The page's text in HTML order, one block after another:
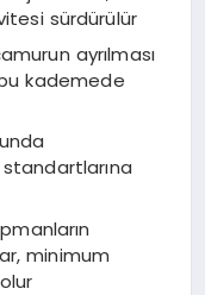
sürdürülür
ayrılması
kademede
minimum